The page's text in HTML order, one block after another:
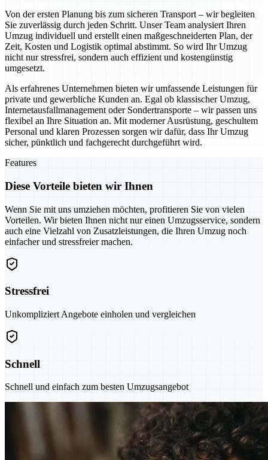
Von der ersten Planung bis zum sicheren Transport – wir begleiten
Sie zuverlässig durch jeden Schritt. Unser Team analysiert Ihren
Umzug individuell und erstellt einen maßgeschneiderten Plan, der
Zeit, Kosten und Logistik optimal abstimmt. So wird Ihr Umzug
nicht nur stressfrei, sondern auch effizient und kostengünstig
umgesetzt.
Als erfahrenes Unternehmen bieten wir umfassende Leistungen für
private und gewerbliche Kunden an. Egal ob klassischer Umzug,
Internetausfallmanagement oder Sondertransporte – wir passen uns
flexibel an Ihre Situation an. Mit moderner Ausrüstung, geschultem
Personal und klaren Prozessen sorgen wir dafür, dass Ihr Umzug
sicher, pünktlich und fachgerecht durchgeführt wird.
Features
Diese Vorteile bieten wir Ihnen
Wenn Sie mit uns umziehen möchten, profitieren Sie von vielen
Vorteilen. Wir bieten Ihnen nicht nur einen Umzugsservice, sondern
auch eine Vielzahl von Zusatzleistungen, die Ihren Umzug noch
einfacher und stressfreier machen.
Stressfrei
Unkompliziert Angebote einholen und vergleichen
Schnell
Schnell und einfach zum besten Umzugsangebot